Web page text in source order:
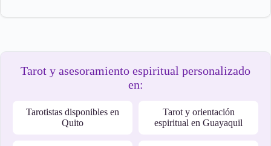
Tarot y asesoramiento espiritual personalizado
en:
Tarotistas disponibles en
Quito
Tarot y orientación
espiritual en Guayaquil